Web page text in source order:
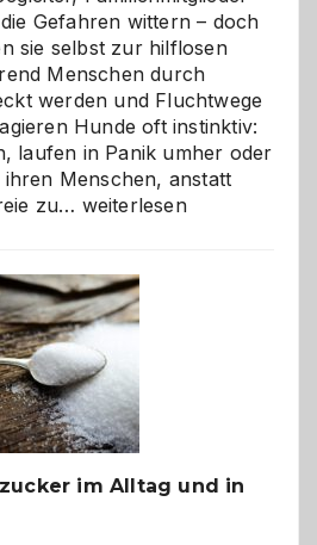
Gefahren wittern – doch
sie selbst zur hilflosen
Menschen durch
werden und Fluchtwege
Hunde oft instinktiv:
laufen in Panik umher oder
Menschen, anstatt
zu… Wenn
Freund
in
Gefahr
ist:
Brandschutz
für
Hunde
eigenen
weiterlesen
im Alltag und in